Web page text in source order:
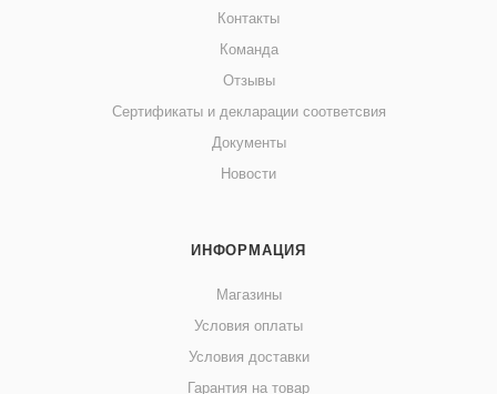
Контакты
Команда
Отзывы
Сертификаты и декларации соответсвия
Документы
Новости
ИНФОРМАЦИЯ
Магазины
Условия оплаты
Условия доставки
Гарантия на товар